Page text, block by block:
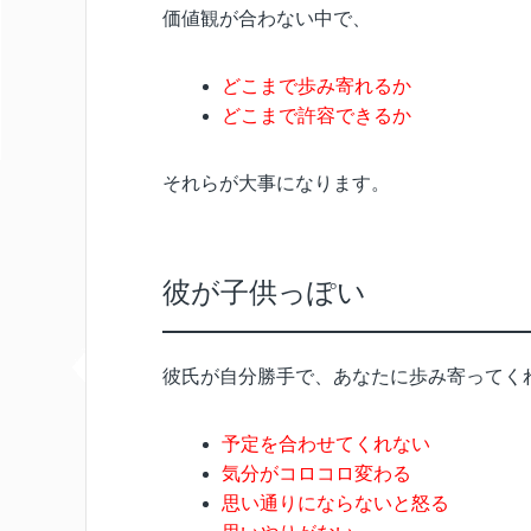
価値観が合わない中で、
どこまで歩み寄れるか
どこまで許容できるか
それらが大事になります。
彼が子供っぽい
彼氏が自分勝手で、あなたに歩み寄ってく
予定を合わせてくれない
気分がコロコロ変わる
思い通りにならないと怒る